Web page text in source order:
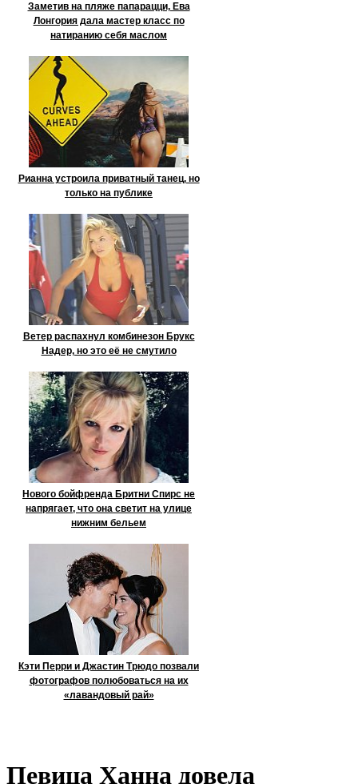
Заметив на пляже папарацци, Ева
Лонгория дала мастер класс по
натиранию себя маслом
Рианна устроила приватный танец, но
только на публике
Ветер распахнул комбинезон Брукс
Надер, но это её не смутило
Нового бойфренда Бритни Спирс не
напрягает, что она светит на улице
нижним бельем
Кэти Перри и Джастин Трюдо позвали
фотографов полюбоваться на их
«лавандовый рай»
Певица Ханна довела